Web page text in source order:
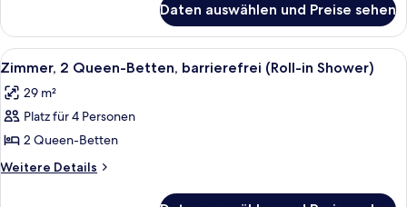
INCLUDES
FRIDGE
anzeigen
KING
BED
-
FRIDGE
Daten auswählen und Preise sehen
Alle
Fotos
für
Zimmer,
2 Queen-
Betten,
Ein Hotelzimmer mit zwei Betten,
8
Zimmer, 2 Queen-Betten, barrierefrei (Roll-in Shower)
29 m²
Platz für 4 Personen
2 Queen-Betten
Weitere Details
Weitere